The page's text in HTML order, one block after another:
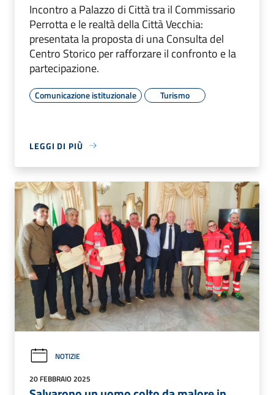
Incontro a Palazzo di Città tra il Commissario
Perrotta e le realtà della Città Vecchia:
presentata la proposta di una Consulta del
Centro Storico per rafforzare il confronto e la
partecipazione.
Comunicazione istituzionale Turismo
LEGGI DI PIÙ
NOTIZIE
20 FEBBRAIO 2025